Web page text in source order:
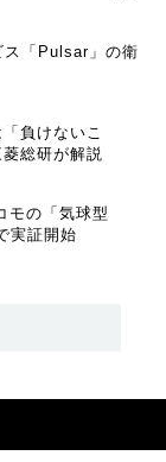
ス「Pulsar」の衛
負けないこ
総研が解説
の「気球型
実証開始